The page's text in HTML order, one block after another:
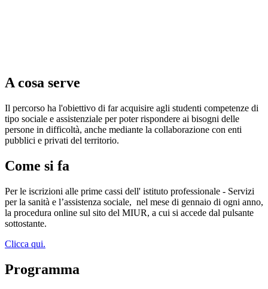
A cosa serve
Il percorso ha l'obiettivo di far acquisire agli studenti competenze di
tipo sociale e assistenziale per poter rispondere ai bisogni delle
persone in difficoltà, anche mediante la collaborazione con enti
pubblici e privati del territorio.
Come si fa
Per le iscrizioni alle prime cassi dell' istituto professionale - Servizi
per la sanità e l’assistenza sociale, nel mese di gennaio di ogni anno,
la procedura online sul sito del MIUR, a cui si accede dal pulsante
sottostante.
Clicca qui.
Programma